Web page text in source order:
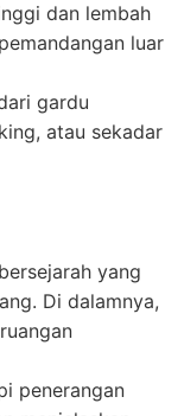
dan lembah
luar
gardu
atau sekadar
yang
Di dalamnya,
penerangan